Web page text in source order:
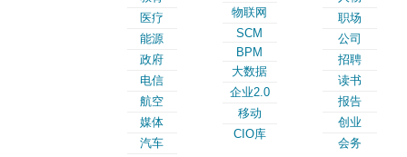
医疗
能源
政府
电信
航空
媒体
汽车
物联网
SCM
BPM
大数据
企业2.0
移动
CIO库
职场
公司
招聘
读书
报告
创业
会务